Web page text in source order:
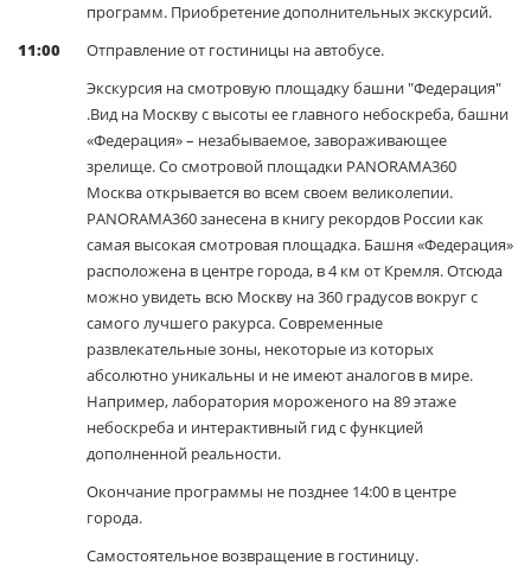
программ. Приобретение дополнительных экскурсий.
11:00
Отправление от гостиницы на автобусе.
Экскурсия на смотровую площадку башни "Федерация"
.Вид на Москву с высоты ее главного небоскреба, башни
«Федерация» – незабываемое, завораживающее
зрелище. Со смотровой площадки PANORAMA360
Москва открывается во всем своем великолепии.
PANORAMA360 занесена в книгу рекордов России как
самая высокая смотровая площадка. Башня «Федерация»
расположена в центре города, в 4 км от Кремля. Отсюда
можно увидеть всю Москву на 360 градусов вокруг с
самого лучшего ракурса. Современные
развлекательные зоны, некоторые из которых
абсолютно уникальны и не имеют аналогов в мире.
Например, лаборатория мороженого на 89 этаже
небоскреба и интерактивный гид с функцией
дополненной реальности.
Окончание программы не позднее 14:00 в центре
города.
Самостоятельное возвращение в гостиницу.